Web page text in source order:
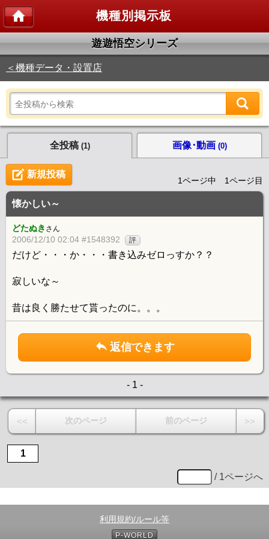
機種別掲示板
遊遊悟空シリーズ
＜機種データ・設置店
全投稿 (1) 画像･動画 (0)
新規投稿
1ページ中 1ページ目
懐かしい～
どたぬき さん
2006/12/10 02:04 #1548392 評
だけど・・・か・・・書き込みゼロっすか？？
寂しいな～
昔は良く勝たせて貰ったのに。。。
返信できます
- 1 -
<< 次のページ 前のページ >>
1
/ 1ページへ
利用規約/ルール等
P-WORLD